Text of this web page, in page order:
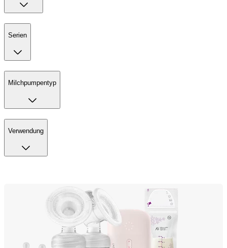
Serien
Milchpumpentyp
Verwendung